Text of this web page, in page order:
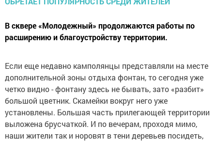
В сквере «Молодежный» продолжаются работы по
расширению и благоустройству территории.
Если еще недавно камполянцы представляли на месте
дополнительной зоны отдыха фонтан, то сегодня уже
четко видно - фонтану здесь не бывать, зато «разбит»
большой цветник. Скамейки вокруг него уже
установлены. Большая часть прилегающей территории
выложена брусчаткой. И по вечерам, проходя мимо,
наши жители так и норовят в тени деревьев посидеть,